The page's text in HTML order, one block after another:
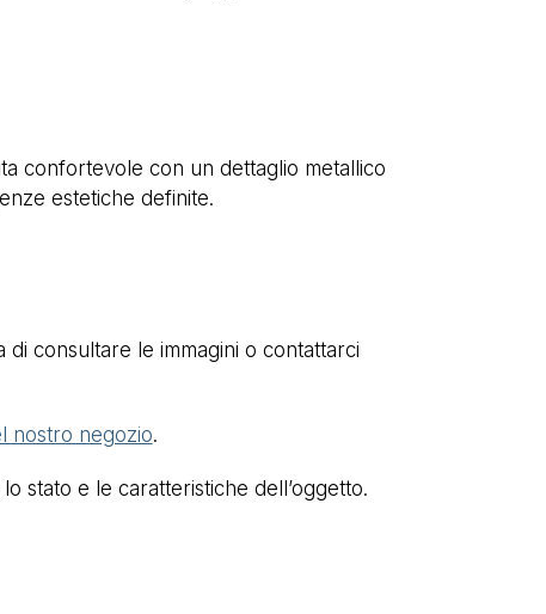
confortevole con un dettaglio metallico
estetiche definite.
consultare le immagini o contattarci
nostro negozio.
stato e le caratteristiche dell’oggetto.